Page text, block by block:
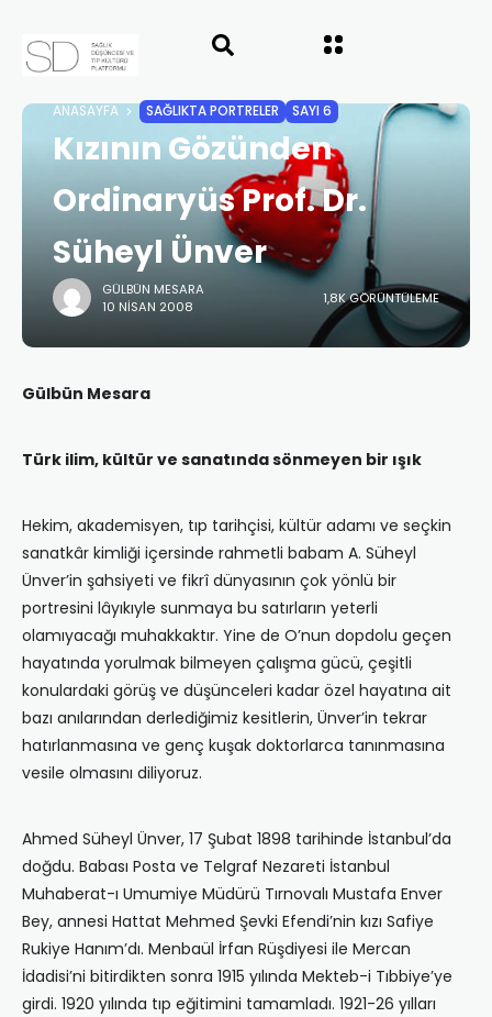
ANASAYFA SAĞLIKTA PORTRELER SAYI 6
Kızının Gözünden
Ordinaryüs Prof. Dr.
Süheyl Ünver
GÜLBÜN MESARA
10 NISAN 2008
1,8K GÖRÜNTÜLEME
Gülbün Mesara
Türk ilim, kültür ve sanatında sönmeyen bir ışık
Hekim, akademisyen, tıp tarihçisi, kültür adamı ve seçkin
sanatkâr kimliği içersinde rahmetli babam A. Süheyl
Ünver’in şahsiyeti ve fikrî dünyasının çok yönlü bir
portresini lâyıkıyle sunmaya bu satırların yeterli
olamıyacağı muhakkaktır. Yine de O’nun dopdolu geçen
hayatında yorulmak bilmeyen çalışma gücü, çeşitli
konulardaki görüş ve düşünceleri kadar özel hayatına ait
bazı anılarından derlediğimiz kesitlerin, Ünver’in tekrar
hatırlanmasına ve genç kuşak doktorlarca tanınmasına
vesile olmasını diliyoruz.
Ahmed Süheyl Ünver, 17 Şubat 1898 tarihinde İstanbul’da
doğdu. Babası Posta ve Telgraf Nezareti İstanbul
Muhaberat-ı Umumiye Müdürü Tırnovalı Mustafa Enver
Bey, annesi Hattat Mehmed Şevki Efendi’nin kızı Safiye
Rukiye Hanım’dı. Menbaül İrfan Rüşdiyesi ile Mercan
İdadisi’ni bitirdikten sonra 1915 yılında Mekteb-i Tıbbiye’ye
girdi. 1920 yılında tıp eğitimini tamamladı. 1921-26 yılları